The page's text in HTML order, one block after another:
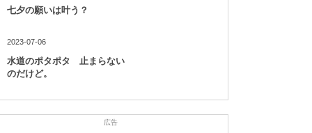
七夕の願いは叶う？
2023-07-06
水道のポタポタ 止まらない
のだけど。
広告